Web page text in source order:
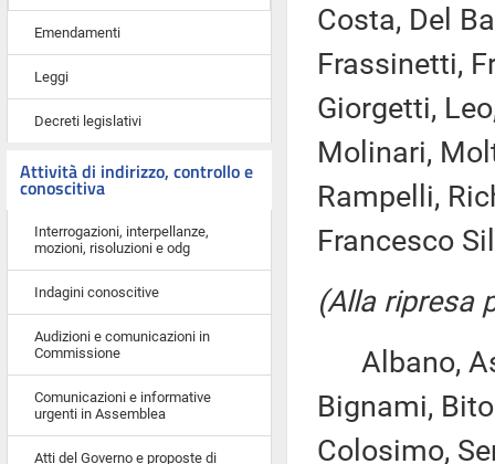
Emendamenti
Leggi
Decreti legislativi
Attività di indirizzo, controllo e
conoscitiva
Interrogazioni, interpellanze,
mozioni, risoluzioni e odg
Indagini conoscitive
Audizioni e comunicazioni in
Commissione
Comunicazioni e informative
urgenti in Assemblea
Atti del Governo e proposte di
Costa, Del
Frassinetti,
Giorgetti,
Molinari,
Rampelli,
Francesco
(Alla ripresa
Albano,
Bignami,
Colosimo,